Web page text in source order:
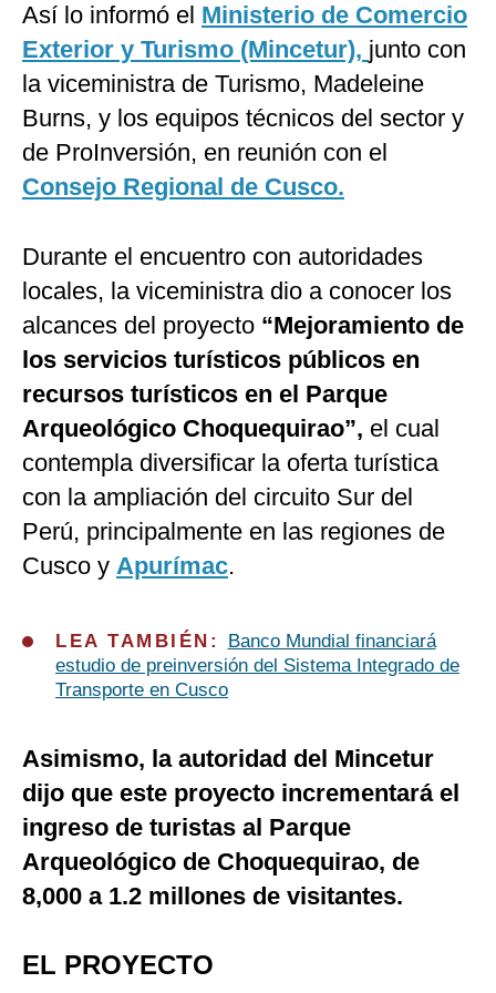
Así lo informó el Ministerio de Comercio
Exterior y Turismo (Mincetur), junto con
la viceministra de Turismo, Madeleine
Burns, y los equipos técnicos del sector y
de ProInversión, en reunión con el
Consejo Regional de Cusco.
Durante el encuentro con autoridades
locales, la viceministra dio a conocer los
alcances del proyecto “Mejoramiento de
los servicios turísticos públicos en
recursos turísticos en el Parque
Arqueológico Choquequirao”, el cual
contempla diversificar la oferta turística
con la ampliación del circuito Sur del
Perú, principalmente en las regiones de
Cusco y Apurímac.
LEA TAMBIÉN:
Banco Mundial financiará
estudio de preinversión del Sistema Integrado de
Transporte en Cusco
Asimismo, la autoridad del Mincetur
dijo que este proyecto incrementará el
ingreso de turistas al Parque
Arqueológico de Choquequirao, de
8,000 a 1.2 millones de visitantes.
EL PROYECTO